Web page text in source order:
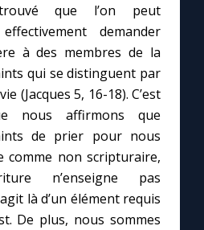
que l’on peut
demander
à des membres de la
qui se distinguent par
(Jacques 5, 16-18). C’est
nous affirmons que
de prier pour nous
comme non scripturaire,
n’enseigne pas
là d’un élément requis
De plus, nous sommes